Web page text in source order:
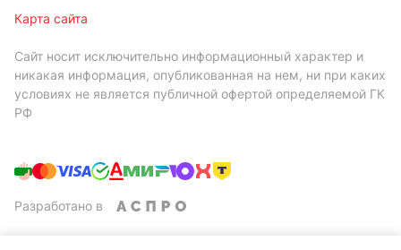
Карта сайта
Сайт носит исключительно информационный характер и
никакая информация, опубликованная на нем, ни при каких
условиях не является публичной офертой определяемой ГК
РФ
Разработано в